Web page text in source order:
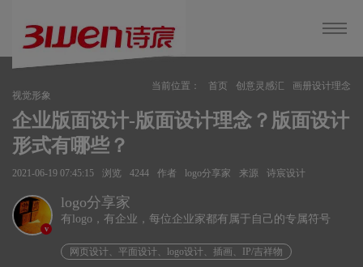
当前位置： 首页 创意灵感汇
画册设计理念
视觉形象
企业版面设计-版面设计理念？版面设计
形式有哪些？
2021-06-19 07:45:15 浏览 4244 作者 logo分享家 来源 诗宸设计
v
logo分享家
有logo，有企业，每位企业家都有属于自己的专属符号
网页设计、平面设计、logo设计、插画、IP/吉祥物